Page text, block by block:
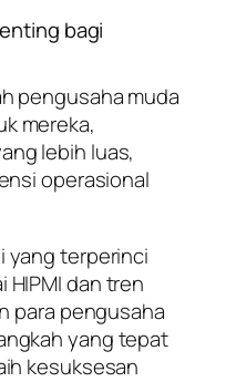
bagi
pengusaha muda
mereka,
lebih luas,
operasional
yang terperinci
dan tren
para pengusaha
yang tepat
kesuksesan